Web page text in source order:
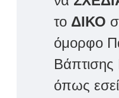
το ΔΙΚΟ
όμορφο
Βάπτισης
όπως